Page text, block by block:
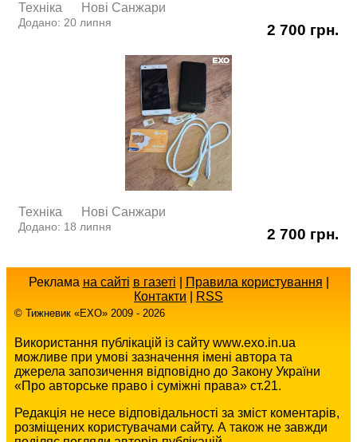
Техніка Нові Cанжари
Додано: 20 липня 2 700 грн.
Техніка Нові Cанжари
Додано: 18 липня 2 700 грн.
Реклама на сайті в газеті Правила користування
Контакти
RSS
© Тижневик «EХO» 2009 - 2026
Використання публікацій із сайту www.exo.in.ua
можливе при умові зазначення імені автора та
джерела запозичення відповідно до Закону України
«Про авторське право і суміжні права» ст.21.
Редакція не несе відповідальності за зміст коментарів,
розміщених користувачами сайту. А також не завжди